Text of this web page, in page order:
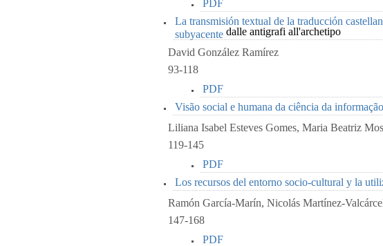
PDF
La transmisión textual de la traducción
subyacente dalle antigrafi all'archetipo
David González Ramírez
93-118
PDF
Visão social e humana da ciência da informação
Liliana Isabel Esteves Gomes, Maria Beatriz
119-145
PDF
Los recursos del entorno socio-cultural y la
Ramón García-Marín, Nicolás Martínez-
147-168
PDF